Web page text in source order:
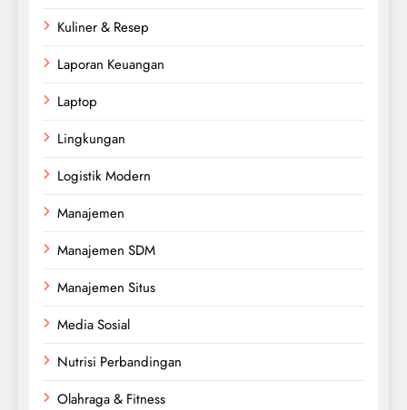
Kuliner & Resep
Laporan Keuangan
Laptop
Lingkungan
Logistik Modern
Manajemen
Manajemen SDM
Manajemen Situs
Media Sosial
Nutrisi Perbandingan
Olahraga & Fitness